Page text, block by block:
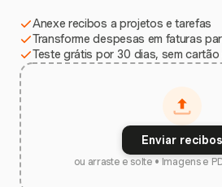
Anexe recibos a projetos e tarefas
Transforme despesas em faturas
Teste grátis por 30 dias, sem
Enviar recibos
ou arraste e solte • Imagens e